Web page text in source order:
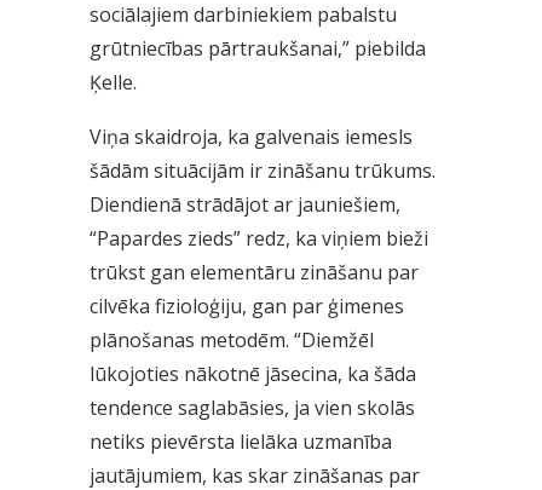
sociālajiem darbiniekiem pabalstu
grūtniecības pārtraukšanai,” piebilda
Ķelle.
Viņa skaidroja, ka galvenais iemesls
šādām situācijām ir zināšanu trūkums.
Diendienā strādājot ar jauniešiem,
“Papardes zieds” redz, ka viņiem bieži
trūkst gan elementāru zināšanu par
cilvēka fizioloģiju, gan par ģimenes
plānošanas metodēm. “Diemžēl
lūkojoties nākotnē jāsecina, ka šāda
tendence saglabāsies, ja vien skolās
netiks pievērsta lielāka uzmanība
jautājumiem, kas skar zināšanas par